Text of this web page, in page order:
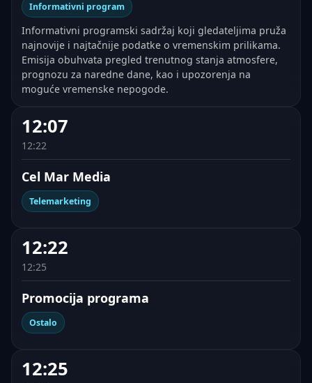
Informativni program
Informativni programski sadržaj koji gledateljima pruža
najnovije i najtačnije podatke o vremenskim prilikama.
Emisija obuhvata pregled trenutnog stanja atmosfere,
prognozu za naredne dane, kao i upozorenja na
moguće vremenske nepogode.
12:07
12:22
Cel Mar Media
Telemarketing
12:22
12:25
Promocija programa
Ostalo
12:25